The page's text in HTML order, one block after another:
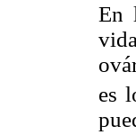
En
es